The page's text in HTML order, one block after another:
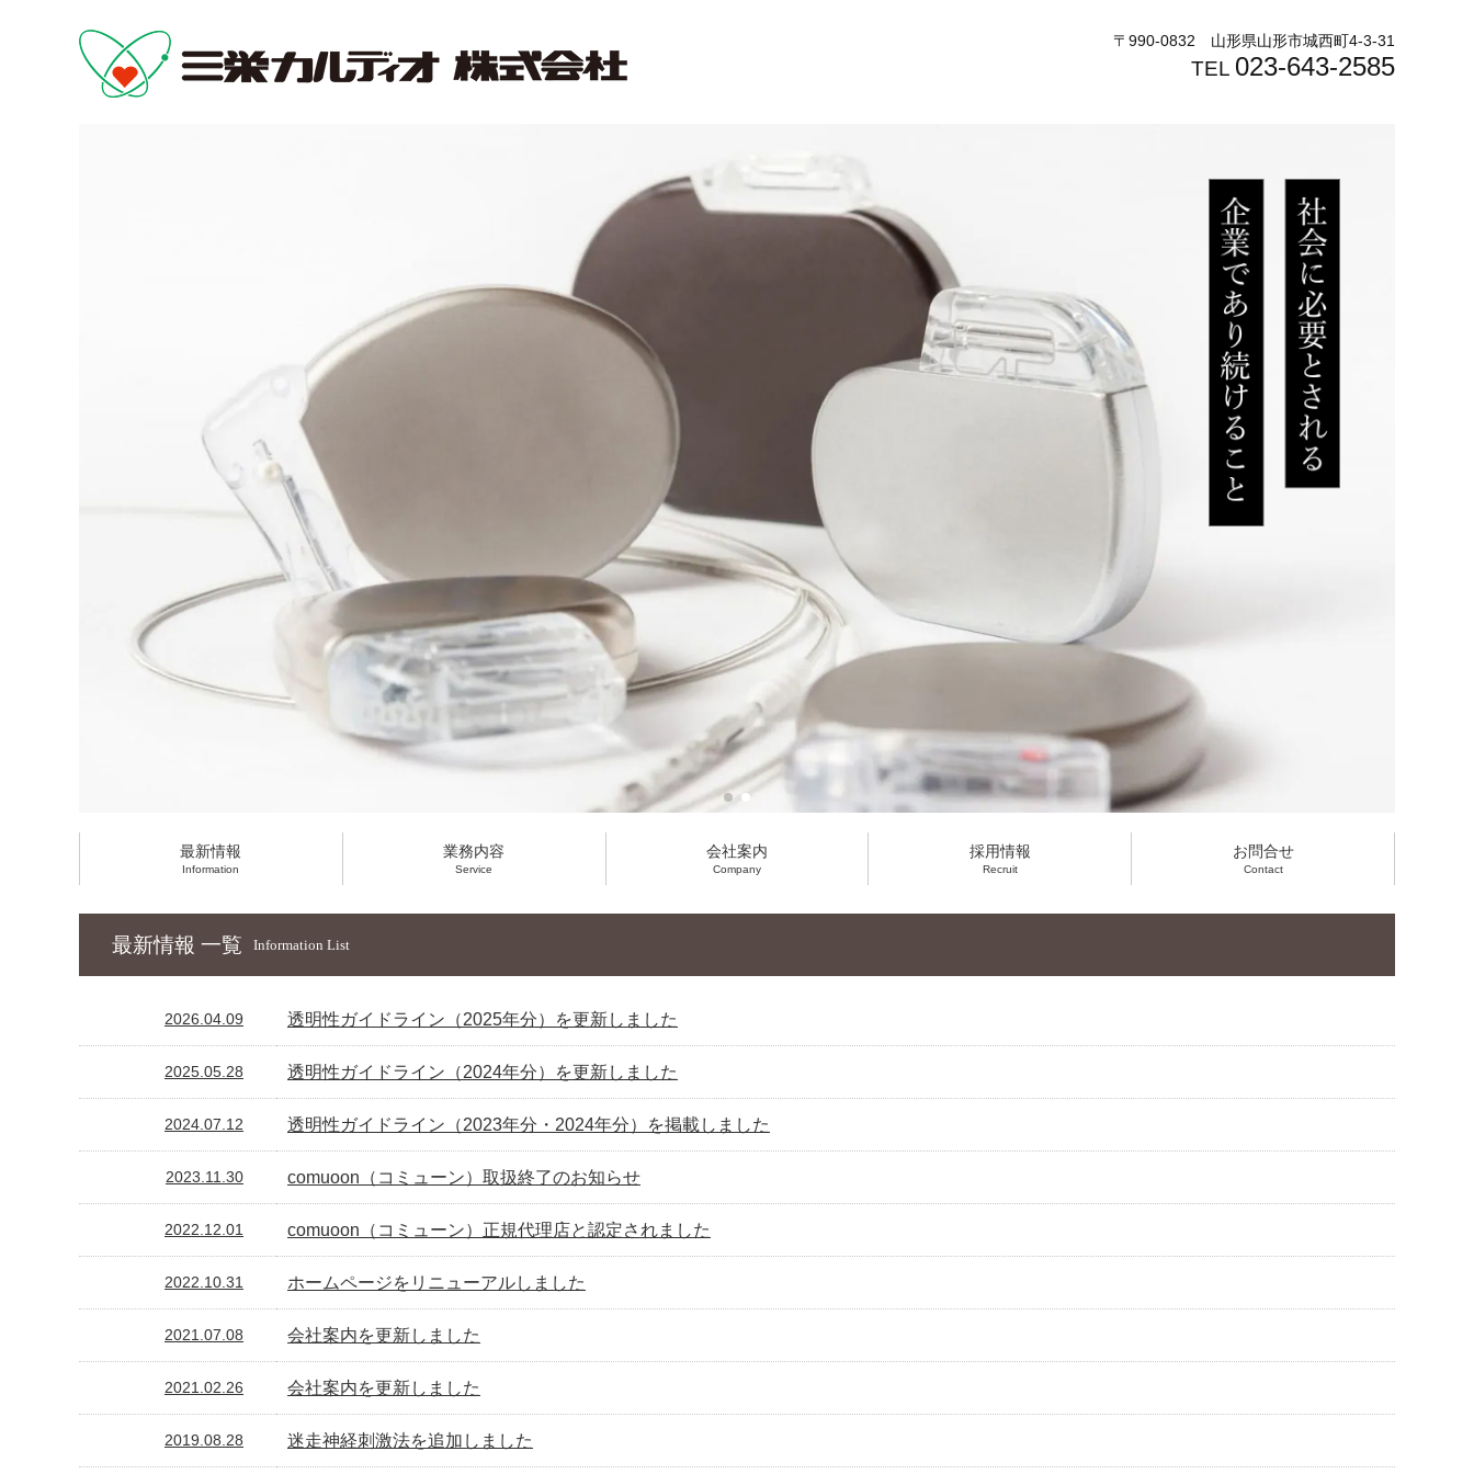
〒990-0832 山形県山形市城西町4-3-31
TEL 023-643-2585
最新情報
Information
業務内容
Service
会社案内
Company
採用情報
Recruit
お問合せ
Contact
最新情報 一覧 Information List
2026.04.09 透明性ガイドライン（2025年分）を更新しました
2025.05.28 透明性ガイドライン（2024年分）を更新しました
2024.07.12 透明性ガイドライン（2023年分・2024年分）を掲載しました
2023.11.30 comuoon（コミューン）取扱終了のお知らせ
2022.12.01 comuoon（コミューン）正規代理店と認定されました
2022.10.31 ホームページをリニューアルしました
2021.07.08 会社案内を更新しました
2021.02.26 会社案内を更新しました
2019.08.28 迷走神経刺激法を追加しました